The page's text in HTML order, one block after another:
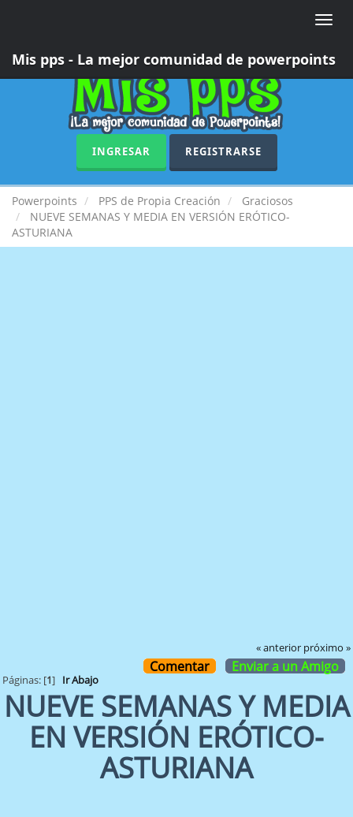
Toggle
Mis pps - La mejor comunidad de powerpoints
INGRESAR REGISTRARSE
Powerpoints PPS de Propia Creación
Graciosos
NUEVE SEMANAS Y MEDIA EN VERSIÓN ERÓTICO-
ASTURIANA
« anterior próximo »
Comentar Enviar a un Amigo
Páginas: [1] Ir Abajo
NUEVE SEMANAS Y MEDIA
EN VERSIÓN ERÓTICO-
ASTURIANA